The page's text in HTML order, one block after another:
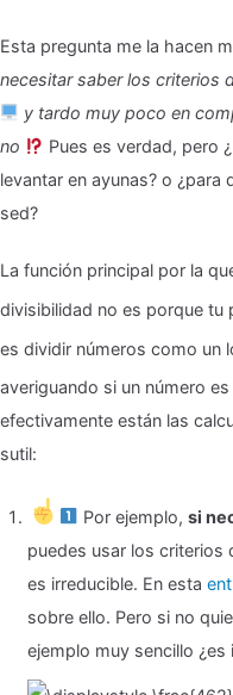
Esta pregunta me la hacen
necesitar saber los criterios
y tardo muy poco en
no
Pues es verdad, pero
levantar en ayunas? o
sed?
La función principal por la
divisibilidad no es porque tu
es dividir números como un
averiguando si un número
efectivamente están las
sutil:
Por ejemplo,si
puedes usar los criterios
es irreducible. En esta
sobre ello. Pero si no
ejemplo muy sencillo